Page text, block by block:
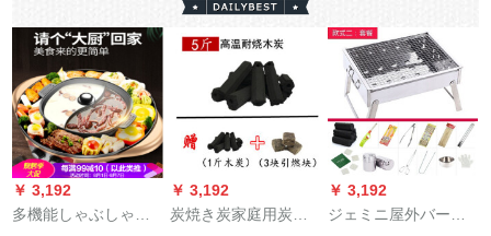
￥ 3,192
多機能しゃぶしゃぶ
￥ 3,192
炭焼き炭家庭用炭炉
￥ 3,192
ジェミニ屋外バーベ